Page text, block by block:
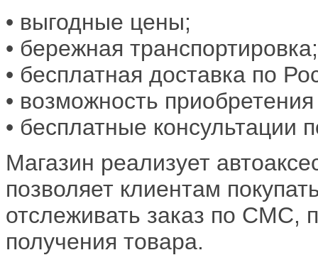
• выгодные цены;
• бережная транспортировка;
• бесплатная доставка по
• возможность
• бесплатные консультации
Магазин реализует
позволяет клиентам
отслеживать заказ по СМС,
получения товара.